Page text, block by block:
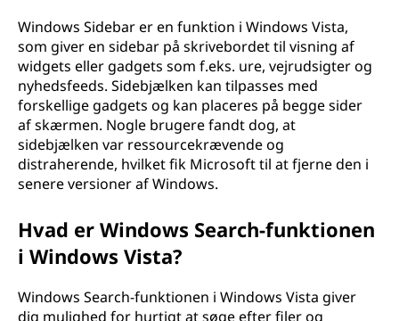
Windows Sidebar er en funktion i Windows Vista,
som giver en sidebar på skrivebordet til visning af
widgets eller gadgets som f.eks. ure, vejrudsigter og
nyhedsfeeds. Sidebjælken kan tilpasses med
forskellige gadgets og kan placeres på begge sider
af skærmen. Nogle brugere fandt dog, at
sidebjælken var ressourcekrævende og
distraherende, hvilket fik Microsoft til at fjerne den i
senere versioner af Windows.
Hvad er Windows Search-funktionen
i Windows Vista?
Windows Search-funktionen i Windows Vista giver
dig mulighed for hurtigt at søge efter filer og